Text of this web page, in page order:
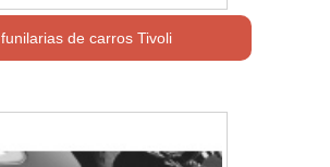
funilarias de carros Tivoli